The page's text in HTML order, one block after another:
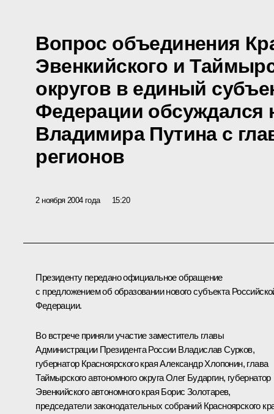
Вопрос объединения
Эвенкийского и
округов в единый
Федерации обсуждался
Владимира Путина с
регионов
2 ноября 2004 года 15:20
Президенту передано официальное обращение
с предложением об образовании нового субъекта
Федерации.
Во встрече приняли участие заместитель главы
Администрации Президента России Владислав Сурков,
губернатор Красноярского края Александр Хлопонин, глава
Таймырского автономного округа Олег Бударгин, губернатор
Эвенкийского автономного края Борис Золотарев,
председатели законодательных собраний Красноярского